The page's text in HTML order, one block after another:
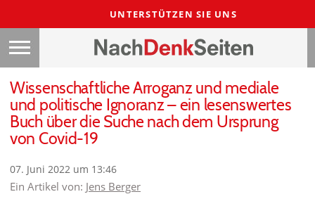
UNTERSTÜTZEN SIE UNS
Wissenschaftliche Arroganz und mediale
und politische Ignoranz – ein lesenswertes
Buch über die Suche nach dem Ursprung
von Covid-19
07. Juni 2022 um 13:46
Ein Artikel von: Jens Berger